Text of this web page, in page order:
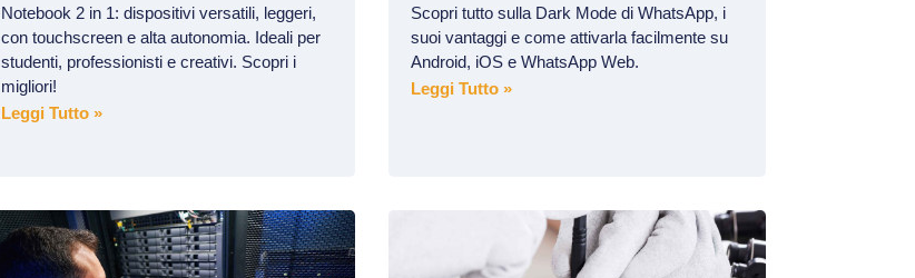
Notebook 2 in 1: dispositivi versatili, leggeri,
con touchscreen e alta autonomia. Ideali per
studenti, professionisti e creativi. Scopri i
migliori!
Leggi Tutto »
Scopri tutto sulla Dark Mode di WhatsApp, i
suoi vantaggi e come attivarla facilmente su
Android, iOS e WhatsApp Web.
Leggi Tutto »